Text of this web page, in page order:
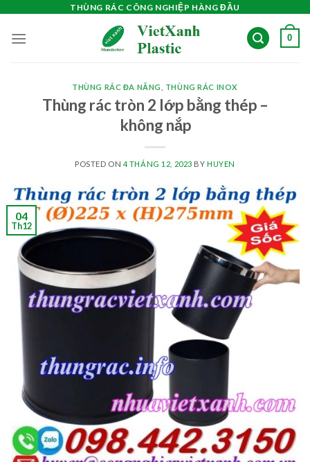
content
THÙNG RÁC CÔNG NGHIỆP HÀNG ĐẦU
0
THÙNG RÁC ĐA NĂNG THÙNG RÁC INOX
Thùng rác tròn 2 lớp bằng thép –
không nắp
POSTED ON 4 THÁNG 12, 2023 BY HUYEN
04
Th12